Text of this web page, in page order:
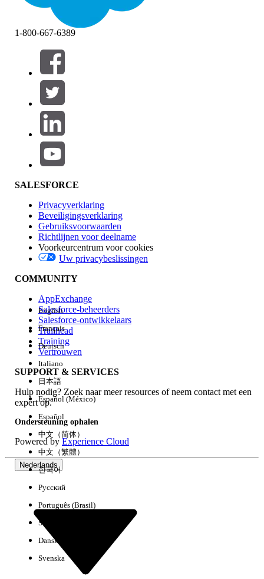
Filters (0)
FILTERS SELECTEREN
Productgebied
Invloed op functies
Edition
Ervaring
Alles wissen Gereed
Geen resultaten
1-800-667-6389
SALESFORCE
Privacyverklaring
Beveiligingsverklaring
Gebruiksvoorwaarden
Richtlijnen voor deelname
Voorkeurcentrum voor cookies
Uw privacybeslissingen
COMMUNITY
AppExchange
Salesforce-beheerders
Salesforce-ontwikkelaars
Trailhead
Training
Vertrouwen
SUPPORT & SERVICES
Hulp nodig? Zoek naar meer resources of neem contact met een
expert op.
Ondersteuning ophalen
Powered byExperience Cloud
Nederlands
English
Français
Deutsch
Italiano
日本語
Español (México)
Español
中文（简体）
中文（繁體）
한국어
Русский
Português (Brasil)
Suomi
Dansk
Svenska